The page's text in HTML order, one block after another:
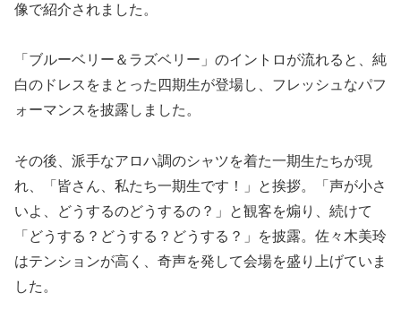
像で紹介されました。
「ブルーベリー＆ラズベリー」のイントロが流れると、純
白のドレスをまとった四期生が登場し、フレッシュなパフ
ォーマンスを披露しました。
その後、派手なアロハ調のシャツを着た一期生たちが現
れ、「皆さん、私たち一期生です！」と挨拶。「声が小さ
いよ、どうするのどうするの？」と観客を煽り、続けて
「どうする？どうする？どうする？」を披露。佐々木美玲
はテンションが高く、奇声を発して会場を盛り上げていま
した。